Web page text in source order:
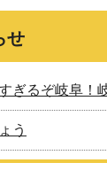
せ
ぎるぞ岐阜！
う